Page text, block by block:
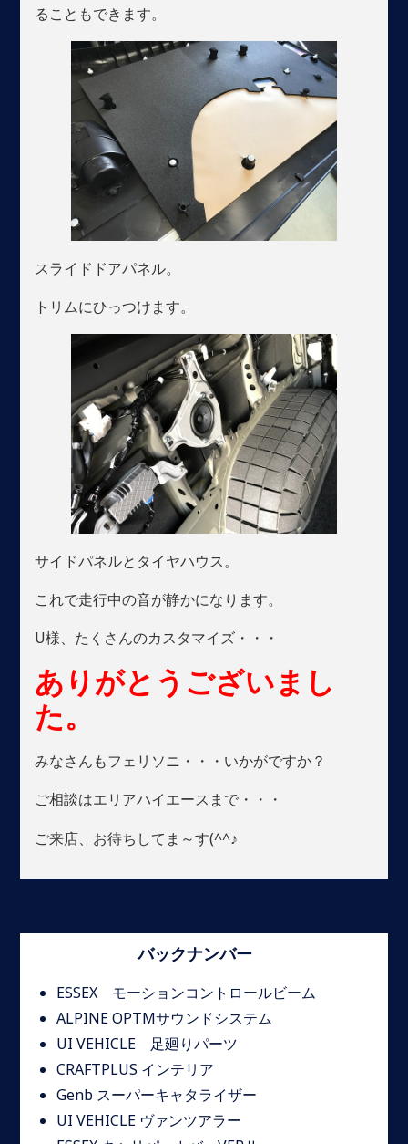
ることもできます。
スライドドアパネル。
トリムにひっつけます。
サイドパネルとタイヤハウス。
これで走行中の音が静かになります。
U様、たくさんのカスタマイズ・・・
ありがとうございまし
た。
みなさんもフェリソニ・・・いかがですか？
ご相談はエリアハイエースまで・・・
ご来店、お待ちしてま～す(^^♪
バックナンバー
ESSEX モーションコントロールビーム
ALPINE OPTMサウンドシステム
UI VEHICLE 足廻りパーツ
CRAFTPLUS インテリア
Genb スーパーキャタライザー
UI VEHICLE ヴァンツアラー